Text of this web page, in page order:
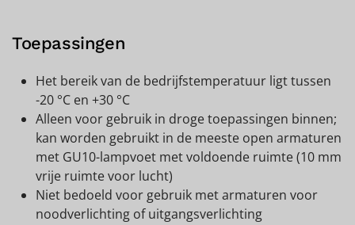
Toepassingen
Het bereik van de bedrijfstemperatuur ligt tussen
-20 °C en +30 °C
Alleen voor gebruik in droge toepassingen binnen;
kan worden gebruikt in de meeste open armaturen
met GU10-lampvoet met voldoende ruimte (10 mm
vrije ruimte voor lucht)
Niet bedoeld voor gebruik met armaturen voor
noodverlichting of uitgangsverlichting